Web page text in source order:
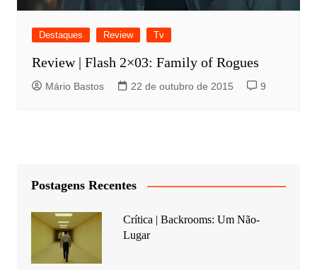
Destaques Review Tv
Review | Flash 2×03: Family of Rogues
Mário Bastos 22 de outubro de 2015 9
Postagens Recentes
Crítica | Backrooms: Um Não-
Lugar